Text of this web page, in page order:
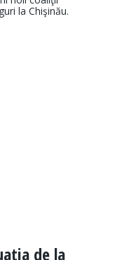
la Chişinău.
de la